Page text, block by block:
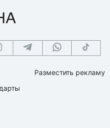
Разместить рекламу